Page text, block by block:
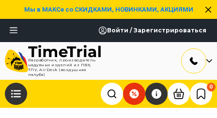
Мы в МАКСе со СКИДКАМИ, НОВИНКАМИ, АКЦИЯМИ
Войти / Зарегистрироваться
Разработчик, производитель
надувных изделий из ПВХ,
ТПУ, AirDeck (воздушная
палуба)
0